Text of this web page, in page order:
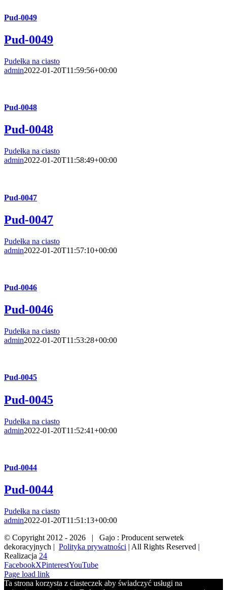
Pud-0049
Pud-0049
Pudełka na ciasto
admin2022-01-20T11:59:56+00:00
Pud-0048
Pud-0048
Pudełka na ciasto
admin2022-01-20T11:58:49+00:00
Pud-0047
Pud-0047
Pudełka na ciasto
admin2022-01-20T11:57:10+00:00
Pud-0046
Pud-0046
Pudełka na ciasto
admin2022-01-20T11:53:28+00:00
Pud-0045
Pud-0045
Pudełka na ciasto
admin2022-01-20T11:52:41+00:00
Pud-0044
Pud-0044
Pudełka na ciasto
admin2022-01-20T11:51:13+00:00
© Copyright 2012 - 2026 | Gajo : Producent serwetek
dekoracyjnych | Polityka prywatności | All Rights Reserved |
Realizacja 24
FacebookXPinterestYouTube
Page load link
Ta strona korzysta z ciasteczek aby świadczyć usługi na